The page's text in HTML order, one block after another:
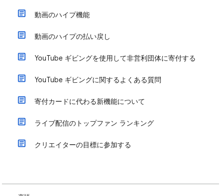
動画のハイプ機能
動画のハイプの払い戻し
YouTube ギビングを使用して非営利団体に寄付する
YouTube ギビングに関するよくある質問
寄付カードに代わる新機能について
ライブ配信のトップファン ランキング
クリエイターの目標に参加する